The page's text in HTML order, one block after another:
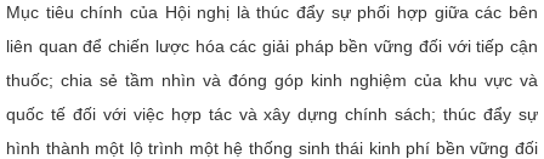
Mục tiêu chính của Hội nghị là thúc đẩy sự phối hợp giữa các bên
liên quan để chiến lược hóa các giải pháp bền vững đối với tiếp cận
thuốc; chia sẻ tầm nhìn và đóng góp kinh nghiệm của khu vực và
quốc tế đối với việc hợp tác và xây dựng chính sách; thúc đẩy sự
hình thành một lộ trình một hệ thống sinh thái kinh phí bền vững đối